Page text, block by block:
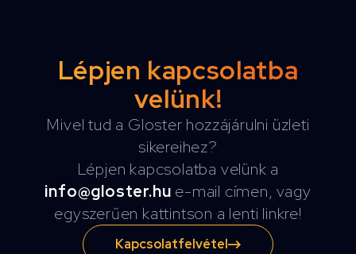
Lépjen kapcsolatba
velünk!
Mivel tud a Gloster hozzájárulni üzleti
sikereihez?
Lépjen kapcsolatba velünk a
info@gloster.hu e-mail címen, vagy
egyszerűen kattintson a lenti linkre!
Kapcsolatfelvétel